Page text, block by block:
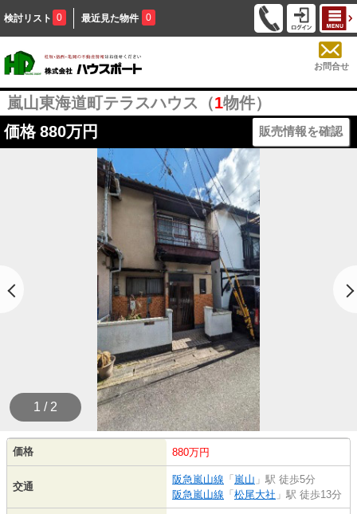
検討リスト 0 最近見た物件 0
お問合せ
嵐山東海道町テラスハウス（1物件）
価格 880万円 販売情報を確認
1 / 2
価格 880万円
交通
阪急嵐山線 「 嵐山 」駅 徒歩5分
阪急嵐山線 「 松尾大社 」駅 徒歩13分